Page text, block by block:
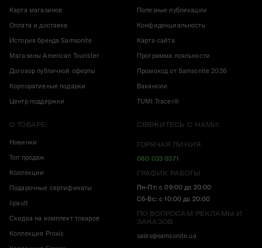
Карта магазинов
Оплата и доставка
История бренда Samsonite
Магазины American Tourister
Договор публичной оферты
Корпоративные подарки
Центр поддержки
Полезные публикации
Конфиденциальность
Карта сайта
Программа лояльности
Промокод от Samsonite 2026
Вакансии
TUMI Tracer®
О ТОВАРЕ:
Новинки
Топ продаж
Коллекции
Подарочные сертификаты
lipault
Скидка на комплект товаров
Коллекция Proxis
СВЯЖИТЕСЬ С НАМИ:
ГОРЯЧАЯ ЛИНИЯ
080 033 0371
ГРАФИК РАБОТЫ
Пн-Пт: с 09:00 до 20:00
Сб-Вс: с 10:00 до 20:00
ПО ВОПРОСАМ РЕКЛАМЫ И
ЗАКАЗОВ
sales@samsonite.ua